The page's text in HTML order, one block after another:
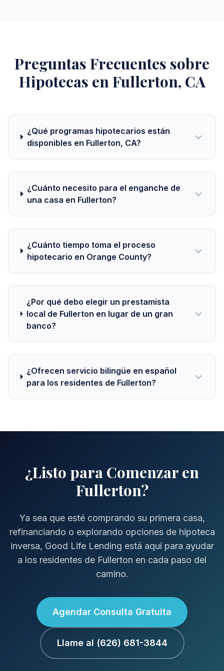
Preguntas Frecuentes sobre
Hipotecas en Fullerton, CA
¿Qué programas hipotecarios están
disponibles en Fullerton, CA?
¿Cuánto necesito para el enganche de
una casa en Fullerton?
¿Cuánto tiempo toma el proceso
hipotecario en Orange County?
¿Por qué debo elegir un prestamista
local de Fullerton en lugar de un gran
banco?
¿Ofrecen servicio bilingüe en español
para los residentes de Fullerton?
¿Listo para Comenzar en
Fullerton?
Ya sea que esté comprando su primera casa,
refinanciando o explorando opciones de hipoteca
inversa, Good Life Lending está aquí para ayudar
a los residentes de Fullerton en cada paso del
camino.
Agendar Consulta Gratuita
Llame al (626) 681-3844